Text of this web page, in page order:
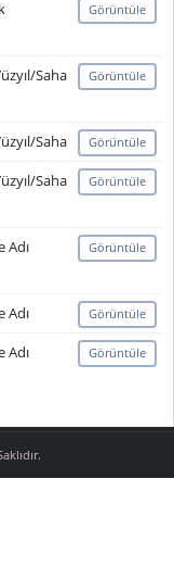
Görüntüle
Saha Görüntüle
Saha Görüntüle
Saha Görüntüle
Adı Görüntüle
Adı Görüntüle
Adı Görüntüle